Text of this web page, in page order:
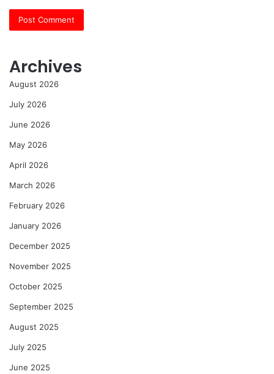
Archives
August 2026
July 2026
June 2026
May 2026
April 2026
March 2026
February 2026
January 2026
December 2025
November 2025
October 2025
September 2025
August 2025
July 2025
June 2025